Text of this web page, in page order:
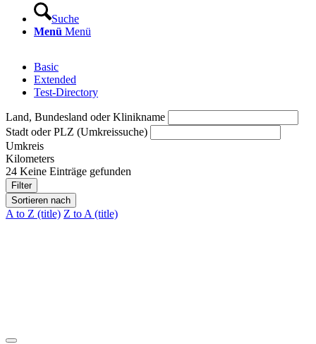
Suche
Menü Menü
Basic
Exten­ded
Test-Direc­to­ry
Land, Bun­des­land oder Kli­nik­na­me
Stadt oder PLZ (Umkreis­su­che)
Umkreis
Kilo­me­ters
24 Kei­ne Ein­trä­ge gefun­den
Filter
Sortieren nach
A to Z (title) Z to A (title)